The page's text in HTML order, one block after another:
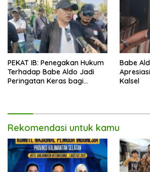
PEKAT IB: Penegakan Hukum
Terhadap Babe Aldo Jadi
Peringatan Keras bagi
Babe
Kalsel
Rekomendasi untuk kamu